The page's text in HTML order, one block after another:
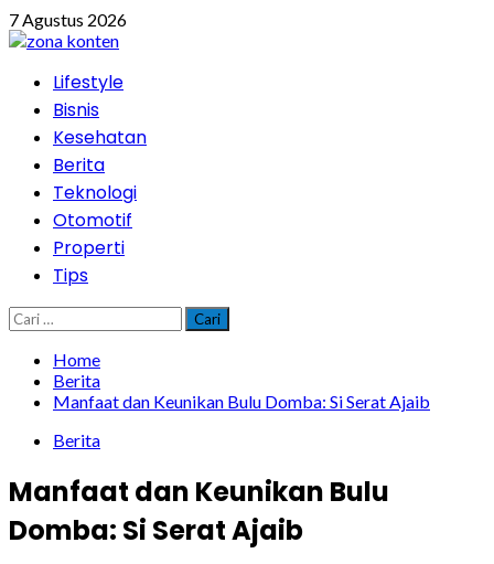
Skip
to
7 Agustus 2026
PrimaryLifestyle
Bisnis
Kesehatan
Berita
Teknologi
Otomotif
Properti
Tips
Cari
untuk:
Home
Berita
Manfaat dan Keunikan Bulu Domba: Si Serat Ajaib
Berita
Manfaat dan Keunikan Bulu
Domba: Si Serat Ajaib